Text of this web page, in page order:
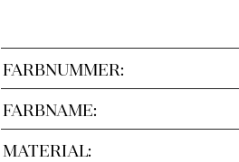
FARBNUMMER:
FARBNAME:
MATERIAL: